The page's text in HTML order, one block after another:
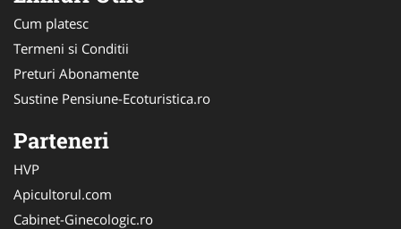
Cum platesc
Termeni si Conditii
Preturi Abonamente
Sustine Pensiune-Ecoturistica.ro
Parteneri
HVP
Apicultorul.com
Cabinet-Ginecologic.ro